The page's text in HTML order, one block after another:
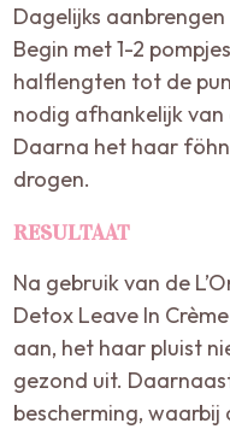
Dagelijks
Begin met 1-2
halflengten tot de
nodig afhankelijk van
Daarna het haar
drogen.
RESULTAAT
Na gebruik van de
Detox Leave In
aan, het haar pluist
gezond uit.
bescherming,